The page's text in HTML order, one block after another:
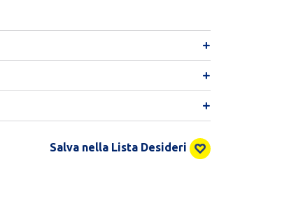
Salva nella Lista Desideri